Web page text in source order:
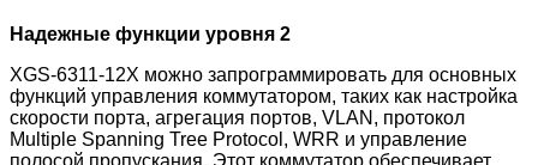
Надежные функции уровня 2
XGS-6311-12X можно запрограммировать для основных
функций управления коммутатором, таких как настройка
скорости порта, агрегация портов, VLAN, протокол
Multiple Spanning Tree Protocol, WRR и управление
полосой пропускания. Этот коммутатор обеспечивает